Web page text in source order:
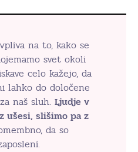
na to, kako se
svet okoli
celo kažejo, da
lahko do določene
naš sluh. Ljudje v
ušesi, slišimo pa z
da so